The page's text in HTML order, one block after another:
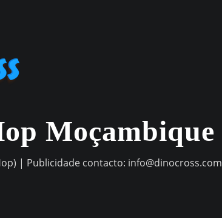
Moçambique
| Publicidade contacto: info@dinocross.com